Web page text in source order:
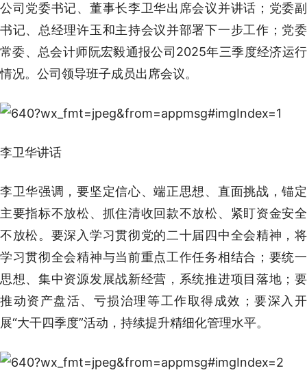
公司党委书记、董事长李卫华出席会议并讲话；党委副
书记、总经理许玉和主持会议并部署下一步工作；党委
常委、总会计师阮宏毅通报公司2025年三季度经济运行
情况。公司领导班子成员出席会议。
李卫华讲话
李卫华强调，要坚定信心、端正思想、直面挑战，锚定
主要指标不放松、抓住清收回款不放松、紧盯资金安全
不放松。要深入学习贯彻党的二十届四中全会精神，将
学习贯彻全会精神与当前重点工作任务相结合；要统一
思想、集中资源发展战新经营，系统推进项目落地；要
推动资产盘活、亏损治理等工作取得成效；要深入开
展“大干四季度”活动，持续提升精细化管理水平。